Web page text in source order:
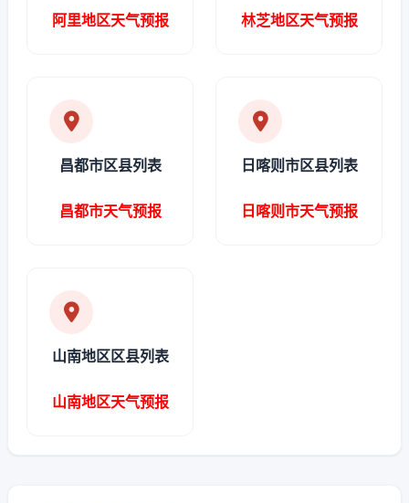
阿里地区天气预报 林芝地区天气预报
昌都市区县列表
昌都市天气预报
日喀则市区县列表
日喀则市天气预报
山南地区区县列表
山南地区天气预报